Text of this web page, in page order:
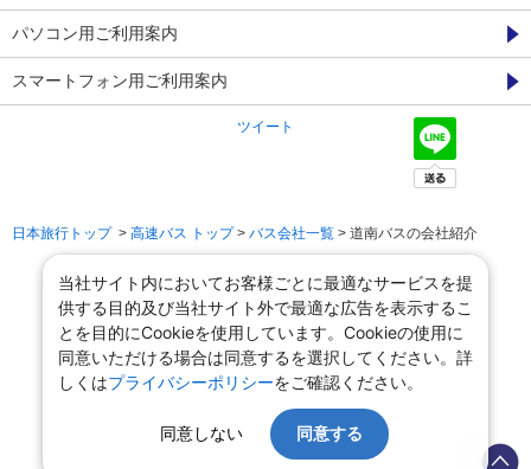
パソコン用ご利用案内
スマートフォン用ご利用案内
ツイート
日本旅行トップ> 高速バス トップ> バス会社一覧 > 道南バスの会社紹介
当社サイト内においてお客様ごとに最適なサービスを提
供する目的及び当社サイト外で最適な広告を表示するこ
とを目的にCookieを使用しています。Cookieの使用に
同意いただける場合は同意するを選択してください。詳
しくはプライバシーポリシーをご確認ください。
同意しない 同意する